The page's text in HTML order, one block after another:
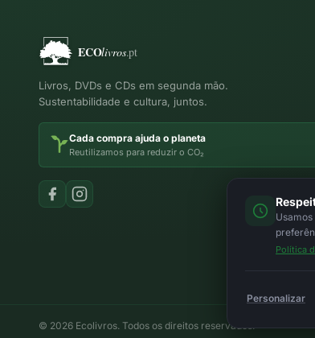
Livros, DVDs e CDs em segunda mão.
Sustentabilidade e cultura, juntos.
Cada compra ajuda o planeta
Reutilizamos para reduzir o CO₂
© 2026 Ecolivros. Todos os direitos reservados.
Política
Personalizar